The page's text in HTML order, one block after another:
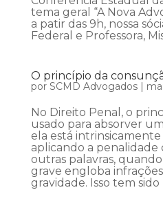
tema geral “A Nova
a patir das 9h, nossa
Federal e Professora,
O princípio da
por SCMD Advogados|
No Direito Penal, o
usado para absorver
ela está
aplicando a penalidade
outras palavras,
grave engloba
gravidade. Isso tem sido